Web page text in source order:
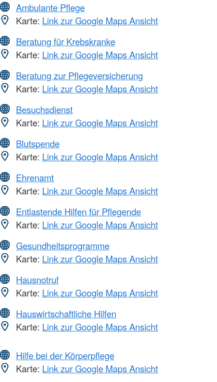
Ambulante Pflege
Karte: Link zur Google Maps Ansicht
Beratung für Krebskranke
Karte: Link zur Google Maps Ansicht
Beratung zur Pflegeversicherung
Karte: Link zur Google Maps Ansicht
Besuchsdienst
Karte: Link zur Google Maps Ansicht
Blutspende
Karte: Link zur Google Maps Ansicht
Ehrenamt
Karte: Link zur Google Maps Ansicht
Entlastende Hilfen für Pflegende
Karte: Link zur Google Maps Ansicht
Gesundheitsprogramme
Karte: Link zur Google Maps Ansicht
Hausnotruf
Karte: Link zur Google Maps Ansicht
Hauswirtschaftliche Hilfen
Karte: Link zur Google Maps Ansicht
Hilfe bei der Körperpflege
Karte: Link zur Google Maps Ansicht